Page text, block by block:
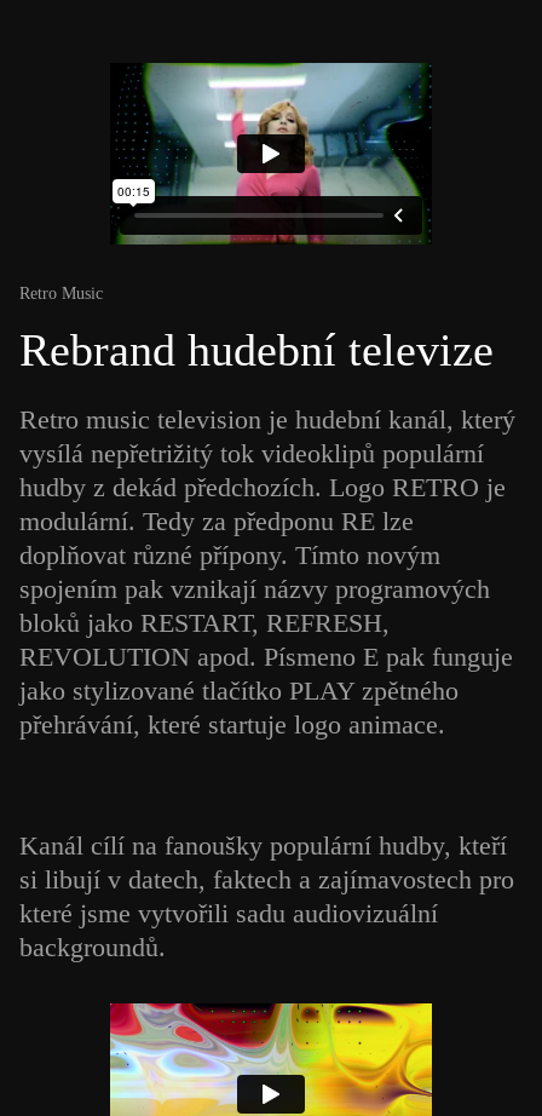
Retro Music
Rebrand hudební televize
Retro music television je hudební kanál, který
vysílá nepřetrižitý tok videoklipů populární
hudby z dekád předchozích. Logo RETRO je
modulární. Tedy za předponu RE lze
doplňovat různé přípony. Tímto novým
spojením pak vznikají názvy programových
bloků jako RESTART, REFRESH,
REVOLUTION apod. Písmeno E pak funguje
jako stylizované tlačítko PLAY zpětného
přehrávání, které startuje logo animace.
Kanál cílí na fanoušky populární hudby, kteří
si libují v datech, faktech a zajímavostech pro
které jsme vytvořili sadu audiovizuální
backgroundů.